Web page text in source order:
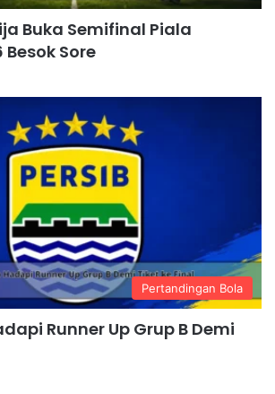
Buka Semifinal Piala
Sore
Pertandingan Bola
Runner Up Grup B Demi